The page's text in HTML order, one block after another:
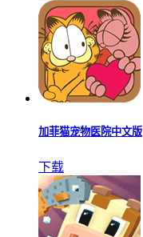
加菲猫宠物医院中文版
下载